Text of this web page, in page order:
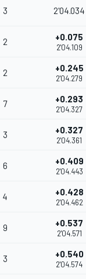
3 2'04.034
2 +0.075
2'04.109
2 +0.245
2'04.279
7 +0.293
2'04.327
3 +0.327
2'04.361
6 +0.409
2'04.443
4 +0.428
2'04.462
9 +0.537
2'04.571
3 +0.540
2'04.574